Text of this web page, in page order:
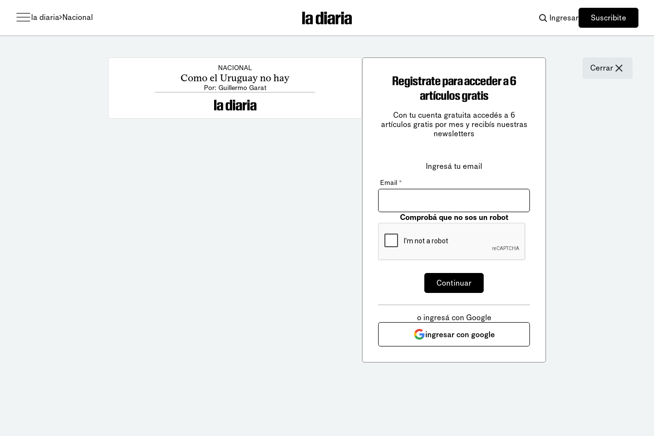
la diaria Nacional Ingresar Suscribite
NACIONAL
Como el Uruguay no hay
Por: Guillermo Garat
Cerrar
Registrate para acceder a 6
artículos gratis
Con tu cuenta gratuita accedés a 6
artículos gratis por mes y recibís nuestras
newsletters
Ingresá tu email
Email *
Comprobá que no sos un robot
o ingresá con Google
ingresar con google